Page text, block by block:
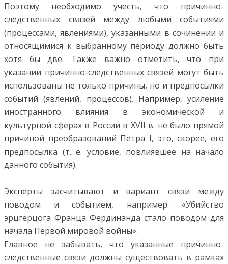
Поэтому необходимо учесть, что причинно-
следственных связей между любыми событиями
(процессами, явлениями), указанными в сочинении и
относящимися к выбранному периоду должно быть
хотя бы две. Также важно отметить, что при
указании причинно-следственных связей могут быть
использованы не только причины, но и предпосылки
событий (явлений, процессов). Например, усиление
иностранного влияния в экономической и
культурной сферах в России в XVII в. не было прямой
причиной преобразований Петра I, это, скорее, его
предпосылка (т. е. условие, повлиявшее на начало
данного события).
Эксперты засчитывают и вариант связи между
поводом и событием, например: «Убийство
эрцгерцога Франца Фердинанда стало поводом для
начала Первой мировой войны».
Главное не забывать, что указанные причинно-
следственные связи должны существовать в рамках